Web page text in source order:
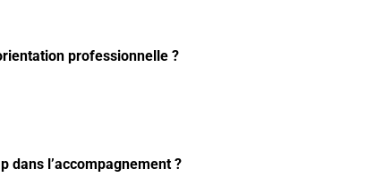
professionnelle ?
dans l’accompagnement ?